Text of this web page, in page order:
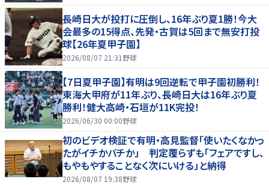
長崎日大が投打に圧倒し、16年ぶり夏1勝！今大
会最多の15得点、先発・古賀は5回まで無安打投
球【26年夏甲子園】
2026/08/07 21:31 野球
【7日夏甲子園】有明は9回逆転で甲子園初勝利！
東海大甲府が11年ぶり、長崎日大は16年ぶり夏
勝利！健大高崎・石垣が11K完投！
2026/06/30 00:00野球
初のビデオ検証で有明・高見監督「使いたくなかっ
たがイチかバチか」 判定覆らずも「フェアですし、
もやもやすることなく次にいける」と納得
2026/08/07 19:38野球